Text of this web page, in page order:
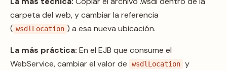
carpeta del web, y cambiar la referencia
( wsdlLocation ) a esa nueva ubicación.
La más práctica: En el EJB que consume el
WebService, cambiar el valor de
wsdlLocation y